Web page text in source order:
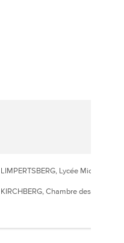
LIMPERTSBERG, Lycée Michel
KIRCHBERG, Chambre des Métiers